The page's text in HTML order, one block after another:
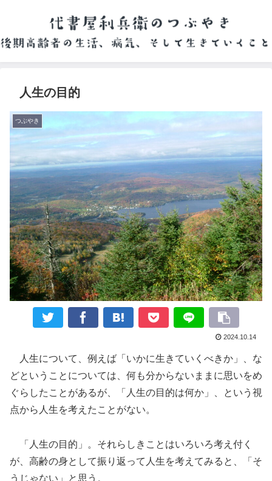
人生の目的
つぶやき
2024.10.14
人生について、例えば「いかに生きていくべきか」、な
どということについては、何も分からないままに思いをめ
ぐらしたことがあるが、「人生の目的は何か」、という視
点から人生を考えたことがない。
「人生の目的」。それらしきことはいろいろ考え付く
が、高齢の身として振り返って人生を考えてみると、「そ
うじゃない」と思う。